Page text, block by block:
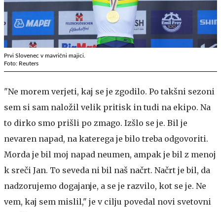
Prvi Slovenec v mavrični majici.
Foto: Reuters
"Ne morem verjeti, kaj se je zgodilo. Po takšni sezoni
sem si sam naložil velik pritisk in tudi na ekipo. Na
to dirko smo prišli po zmago. Izšlo se je. Bil je
nevaren napad, na katerega je bilo treba odgovoriti.
Morda je bil moj napad neumen, ampak je bil z menoj
k sreči Jan. To seveda ni bil naš načrt. Načrt je bil, da
nadzorujemo dogajanje, a se je razvilo, kot se je. Ne
vem, kaj sem mislil," je v cilju povedal novi svetovni